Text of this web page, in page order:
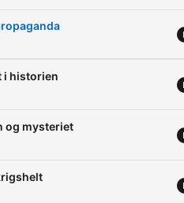
i historien
og mysteriet